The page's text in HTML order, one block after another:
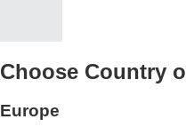
Choose Country
Europe